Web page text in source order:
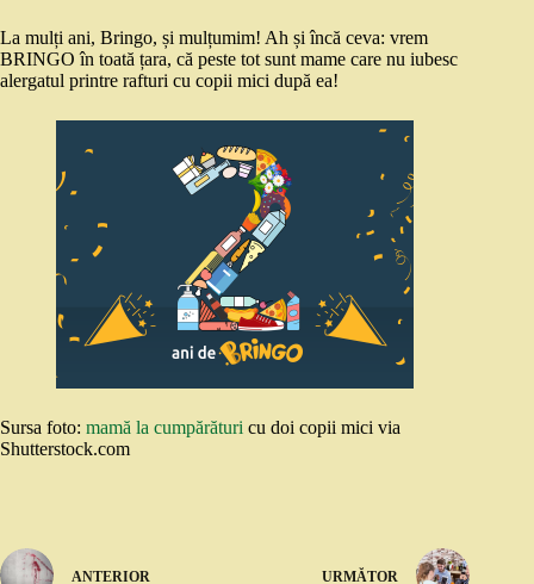
La mulți ani, Bringo, și mulțumim! Ah și încă ceva: vrem
BRINGO în toată țara, că peste tot sunt mame care nu iubesc
alergatul printre rafturi cu copii mici după ea!
Sursa foto: mamă la cumpărături cu doi copii mici via
Shutterstock.com
ANTERIOR URMĂTOR